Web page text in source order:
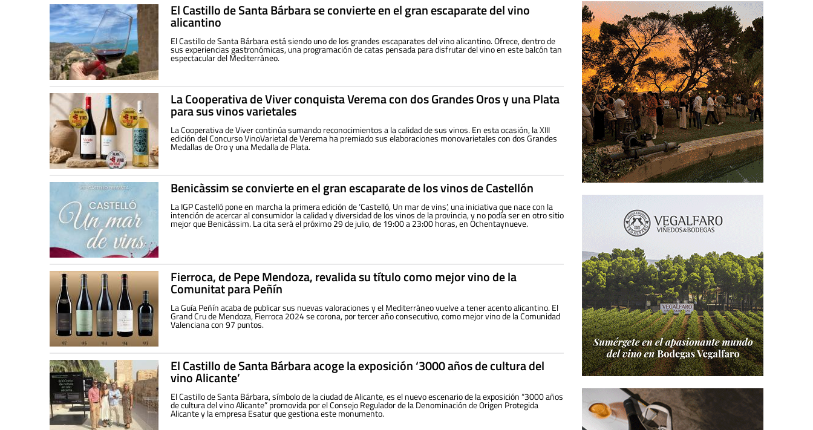
El Castillo de Santa Bárbara se convierte en el gran escaparate del vino
alicantino
El Castillo de Santa Bárbara está siendo uno de los grandes escaparates del vino alicantino. Ofrece, dentro de
sus experiencias gastronómicas, una programación de catas pensada para disfrutar del vino en este balcón tan
espectacular del Mediterráneo.
La Cooperativa de Viver conquista Verema con dos Grandes Oros y una Plata
para sus vinos varietales
La Cooperativa de Viver continúa sumando reconocimientos a la calidad de sus vinos. En esta ocasión, la XIII
edición del Concurso VinoVarietal de Verema ha premiado sus elaboraciones monovarietales con dos Grandes
Medallas de Oro y una Medalla de Plata.
Benicàssim se convierte en el gran escaparate de los vinos de Castellón
La IGP Castelló pone en marcha la primera edición de ‘Castelló, Un mar de vins’, una iniciativa que nace con la
intención de acercar al consumidor la calidad y diversidad de los vinos de la provincia, y no podía ser en otro sitio
mejor que Benicàssim. La cita será el próximo 29 de julio, de 19:00 a 23:00 horas, en Ochentaynueve.
Fierroca, de Pepe Mendoza, revalida su título como mejor vino de la
Comunitat para Peñín
La Guía Peñín acaba de publicar sus nuevas valoraciones y el Mediterráneo vuelve a tener acento alicantino. El
Grand Cru de Mendoza, Fierroca 2024 se corona, por tercer año consecutivo, como mejor vino de la Comunidad
Valenciana con 97 puntos.
El Castillo de Santa Bárbara acoge la exposición ‘3000 años de cultura del
vino Alicante’
El Castillo de Santa Bárbara, símbolo de la ciudad de Alicante, es el nuevo escenario de la exposición “3000 años
de cultura del vino Alicante” promovida por el Consejo Regulador de la Denominación de Origen Protegida
Alicante y la empresa Esatur que gestiona este monumento.